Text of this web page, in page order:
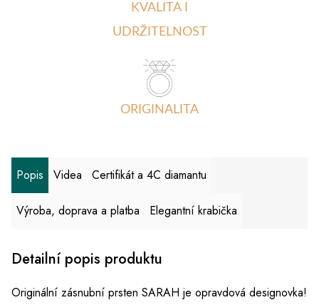
KVALITA I
UDRŽITELNOST
ORIGINALITA
Popis Videa Certifikát a 4C diamantu
Výroba, doprava a platba Elegantní krabička
Detailní popis produktu
Originální zásnubní prsten SARAH je opravdová designovka!